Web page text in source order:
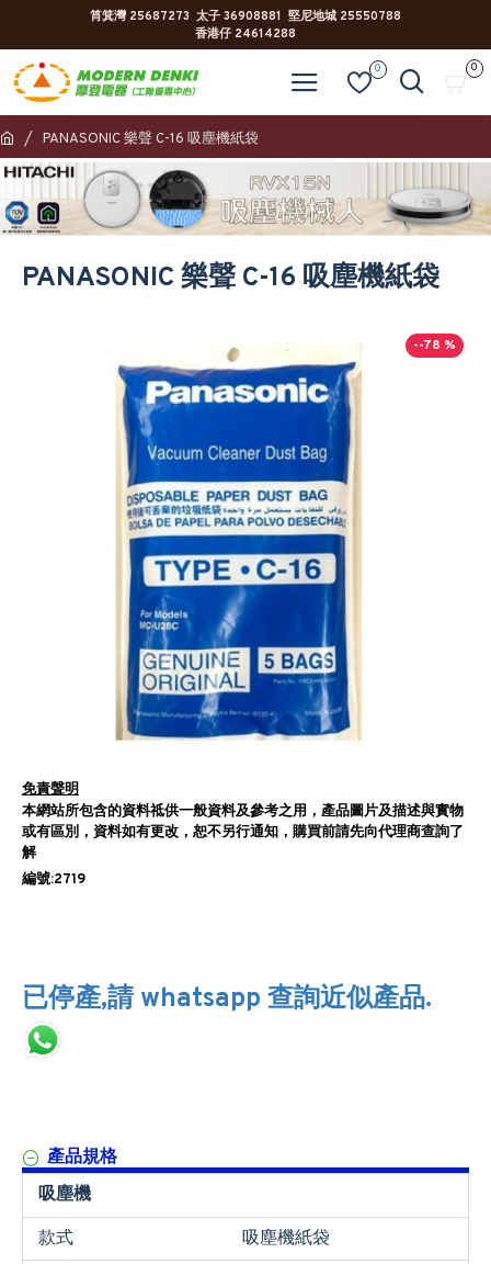
筲箕灣 25687273 太子 36908881 堅尼地城 25550788
香港仔 24614288
0 0
PANASONIC 樂聲 C-16 吸塵機紙袋
PANASONIC 樂聲 C-16 吸塵機紙袋
--78 %
免責聲明
本網站所包含的資料祗供一般資料及參考之用，產品圖片及描述與實物
或有區別，資料如有更改，恕不另行通知，購買前請先向代理商查詢了
解
編號:2719
已停產,請 whatsapp 查詢近似產品.
產品規格
吸塵機
款式
吸塵機紙袋